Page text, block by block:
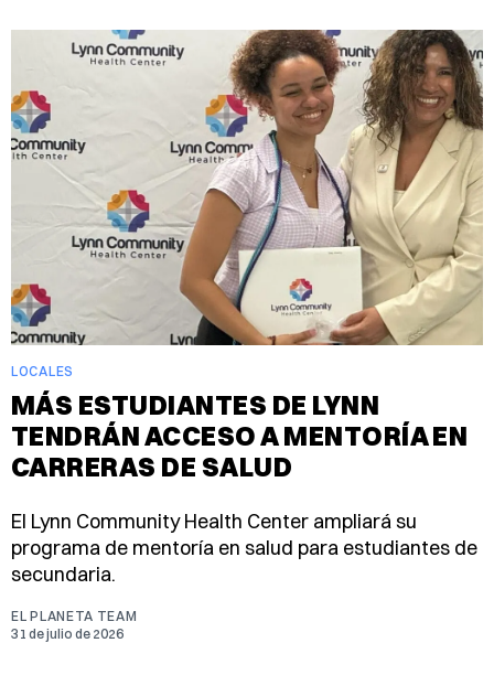
LOCALES
MÁS ESTUDIANTES DE LYNN
TENDRÁN ACCESO A MENTORÍA EN
CARRERAS DE SALUD
El Lynn Community Health Center ampliará su
programa de mentoría en salud para estudiantes de
secundaria.
EL PLANETA TEAM
31 de julio de 2026